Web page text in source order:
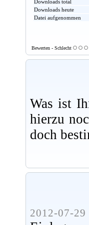
Downloads total
Downloads heute
Datei aufgenommen
Bewerten - Schlecht
Was ist
hierzu
doch
2012-07-29